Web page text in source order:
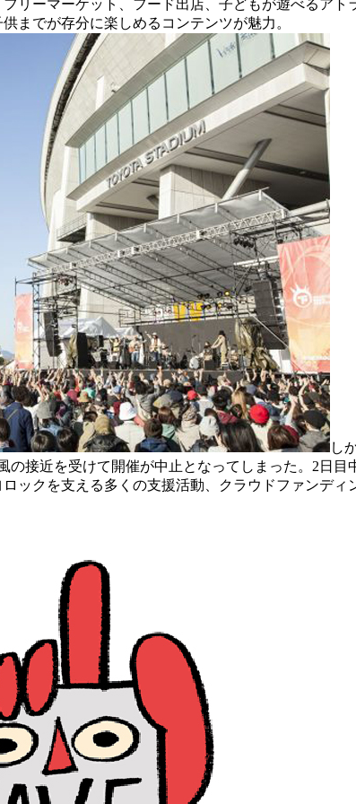
リーマーケット、フード出店、子どもが遊べるアト
までが存分に楽しめるコンテンツが魅力。
し
の接近を受けて開催が中止となってしまった。2日
ックを支える多くの支援活動、クラウドファンディ